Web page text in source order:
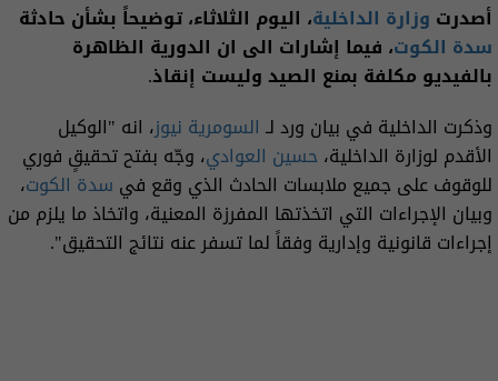
أصدرت وزارة الداخلية، اليوم الثلاثاء، توضيحاً بشأن حادثة
سدة الكوت، فيما إشارات الى ان الدورية الظاهرة
بالفيديو مكلفة بمنع الصيد وليست إنقاذ.
وذكرت الداخلية في بيان ورد لـ السومرية نيوز، انه "الوكيل
الأقدم لوزارة الداخلية، حسين العوادي، وجّه بفتح تحقيقٍ فوري
للوقوف على جميع ملابسات الحادث الذي وقع في سدة الكوت،
وبيان الإجراءات التي اتخذتها المفرزة المعنية، واتخاذ ما يلزم من
إجراءات قانونية وإدارية وفقاً لما تسفر عنه نتائج التحقيق".